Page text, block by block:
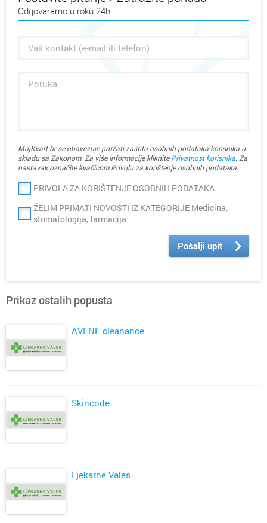
Odgovaramo u roku 24h
MojKvart.hr se obavezuje pružati zaštitu osobnih podataka korisnika u
skladu sa Zakonom. Za više informacije kliknitePrivatnost korisnika. Za
nastavak označite kvačicom Privolu za korištenje osobnih podataka.
PRIVOLA ZA KORIŠTENJE OSOBNIH PODATAKA
ŽELIM PRIMATI NOVOSTI IZ KATEGORIJE Medicina,
stomatologija, farmacija
Pošalji upit
Prikaz ostalih popusta
AVENE cleanance
Skincode
Ljekarne Vales